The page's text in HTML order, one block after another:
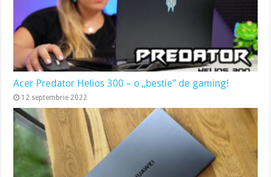
Acer Predator Helios 300 – o „bestie” de gaming!
12 septembrie 2022